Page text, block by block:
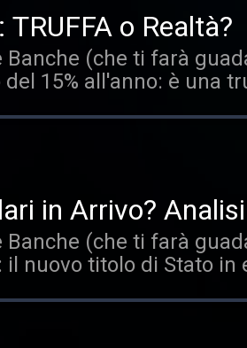
contenuti a seguito
Prenota una sessione
soluzioni più adatte
ne pensi? +++
di Investimenti" è
dagli utenti ai
vengono esclusi
esprimono le
non deve in alcun
della visione o
gratuita con il
più adatte a te: https://
o Realtà?
Banche (che ti farà
15% all'anno: è una
un rendimento del
rischiosi dalle truffe
non ci sono
Per battere l'inflazione
Cosa ne pensi? +++
di Investimenti" è
dagli utenti ai
vengono esclusi
in Arrivo?
Banche (che ti farà
nuovo titolo di Stato in
del BTP
su BTP Italia Sì?